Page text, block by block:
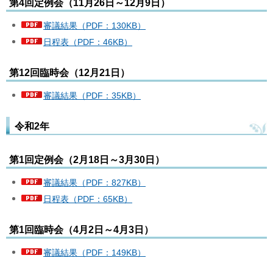
第4回定例会（11月26日～12月9日）
審議結果（PDF：130KB）
日程表（PDF：46KB）
第12回臨時会（12月21日）
審議結果（PDF：35KB）
令和2年
第1回定例会（2月18日～3月30日）
審議結果（PDF：827KB）
日程表（PDF：65KB）
第1回臨時会（4月2日～4月3日）
審議結果（PDF：149KB）